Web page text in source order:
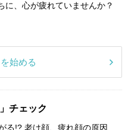
に、心が疲れていませんか？
始める
チェック
る!? 老け顔、疲れ顔の原因